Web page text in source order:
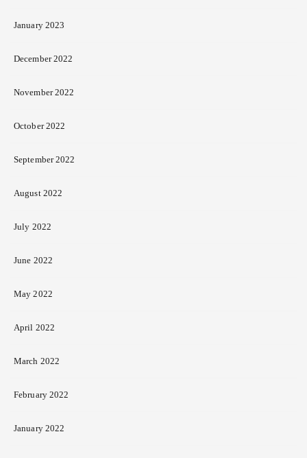
January 2023
December 2022
November 2022
October 2022
September 2022
August 2022
July 2022
June 2022
May 2022
April 2022
March 2022
February 2022
January 2022